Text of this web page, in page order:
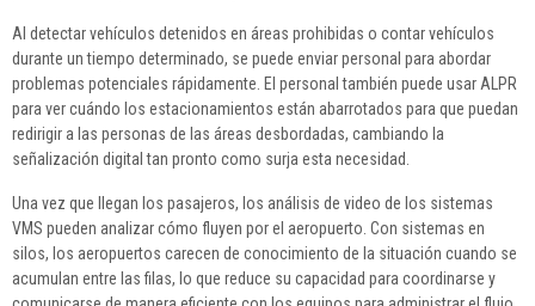
Al detectar vehículos detenidos en áreas prohibidas o contar vehículos
durante un tiempo determinado, se puede enviar personal para abordar
problemas potenciales rápidamente. El personal también puede usar ALPR
para ver cuándo los estacionamientos están abarrotados para que puedan
redirigir a las personas de las áreas desbordadas, cambiando la
señalización digital tan pronto como surja esta necesidad.
Una vez que llegan los pasajeros, los análisis de video de los sistemas
VMS pueden analizar cómo fluyen por el aeropuerto. Con sistemas en
silos, los aeropuertos carecen de conocimiento de la situación cuando se
acumulan entre las filas, lo que reduce su capacidad para coordinarse y